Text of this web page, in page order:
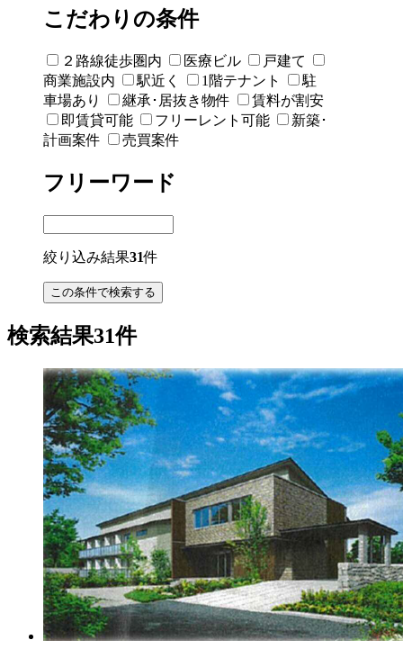
こだわりの条件
２路線徒歩圏内 医療ビル
戸建て
商業施設内
駅近く 1階テナント
駐
車場あり
継承･居抜き物件
賃料が割安
即賃貸可能
フリーレント可能
新築･
計画案件
売買案件
フリーワード
絞り込み結果31件
検索結果31件